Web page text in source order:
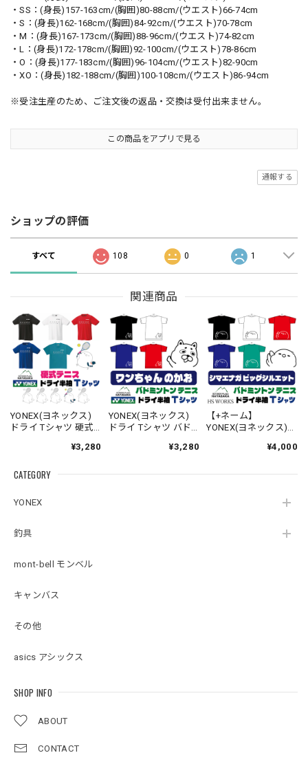
CATEGORY
YONEX
釣具
mont-bell モンベル
キャンバス
その他
asics アシックス
SHOP INFO
ABOUT
CONTACT
・SS：(身長)157-163cm/(胸囲)80-88cm/(ウエスト)66-74cm
・S：(身長)162-168cm/(胸囲)84-92cm/(ウエスト)70-78cm
・M：(身長)167-173cm/(胸囲)88-96cm/(ウエスト)74-82cm
・L：(身長)172-178cm/(胸囲)92-100cm/(ウエスト)78-86cm
・O：(身長)177-183cm/(胸囲)96-104cm/(ウエスト)82-90cm
・XO：(身長)182-188cm/(胸囲)100-108cm/(ウエスト)86-94cm
※受注生産のため、ご注文後の返品・交換は受付出来ません。
この商品をアプリで見る
通報する
ショップの評価
すべて 108 0 1
関連商品
YONEX(ヨネックス)
ドライ Tシャツ 硬式
イン】【シマエナ
【16500】【LINE-
¥3,280
YONEX(ヨネックス)
ドライ Tシャツ バド
ンちゃんのかお】
料】
¥3,280
【+ネーム】
YONEX(ヨネックス)
ミントン テニス 【ビ
【シマエナガのか
¥4,000